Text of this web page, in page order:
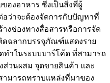
องอาหาร ซึ่งเป็นสิ่งที่ผู้
อว่าจะต้องจัดการกับปัญหาที่
างช่องทางสื่อสารหรือการจัด
ดฉลากบรรจุภัณฑ์แสดงราย
ทำในระบบบาร์โค้ด ที่สามารถ
ส่วนผสม จุดขายสินค้า และ
ามารถทราบแหล่งที่มาของ